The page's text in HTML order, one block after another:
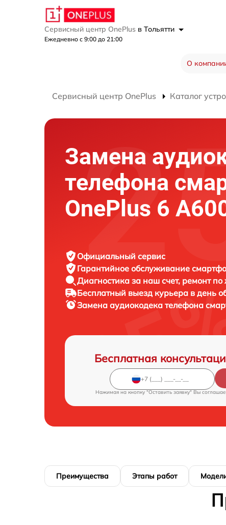
Сервисный центр OnePlus в Тольятти
Ежедневно с 9:00 до 21:00
О
Сервисный центр OnePlus Каталог
Замена
телефона
OnePlus 6
Официальный сервис
Гарантийное обслуживание
Диагностика за наш счет, ремонт
Бесплатный выезд курьера в день
Замена аудиокодека телефона
Бесплатная
Нажимая на кнопку "Оставить заявку" Вы
Преимущества Этапы работ